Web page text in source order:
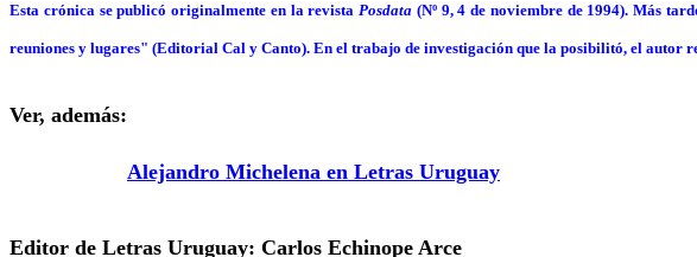
Esta crónica se publicó originalmente en la revistaPosdata (Nº 9, 4 de noviembre de 1994). Más
reuniones y lugares" (Editorial Cal y Canto). En el trabajo de investigación que la posibilitó, el autor
Ver, además:
Alejandro Michelena en Letras Uruguay
Editor de Letras Uruguay: Carlos Echinope Arce